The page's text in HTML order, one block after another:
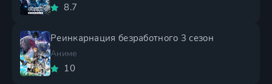
8.7
Реинкарнация безработного 3 сезон
Аниме
10